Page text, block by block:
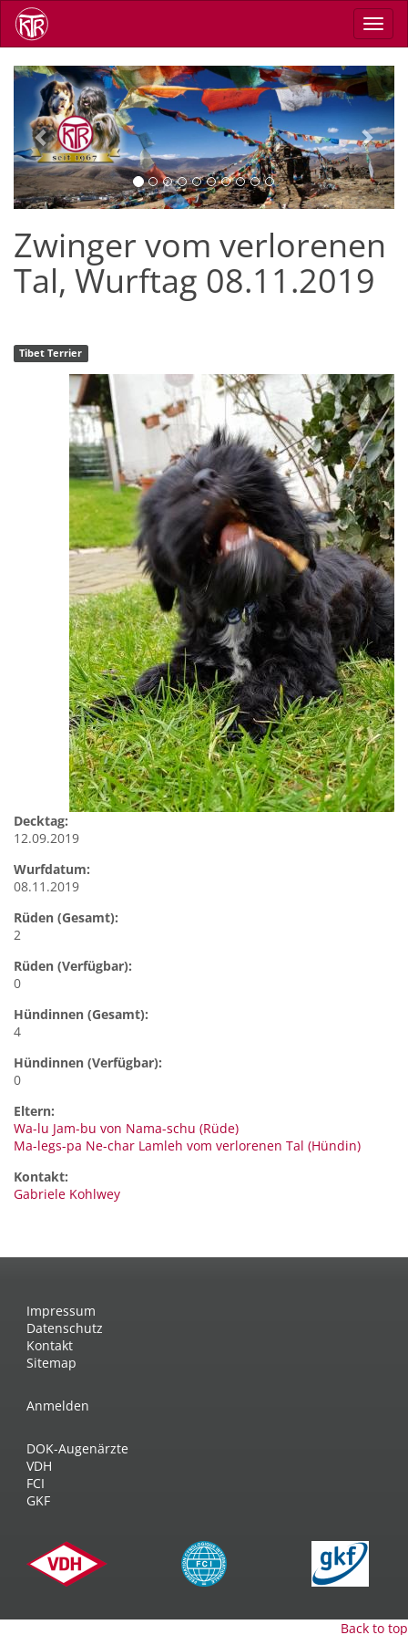
Skip
main
Previous Next
Zwinger vom verlorenen
Tal, Wurftag 08.11.2019
Tibet Terrier
Decktag:
12.09.2019
Wurfdatum:
08.11.2019
Rüden (Gesamt):
2
Rüden (Verfügbar):
0
Hündinnen (Gesamt):
4
Hündinnen (Verfügbar):
0
Eltern:
Wa-lu Jam-bu von Nama-schu (Rüde)
Ma-legs-pa Ne-char Lamleh vom verlorenen Tal (Hündin)
Kontakt:
Gabriele Kohlwey
Impressum
Datenschutz
Kontakt
Sitemap
Anmelden
DOK-Augenärzte
VDH
FCI
GKF
Back to top